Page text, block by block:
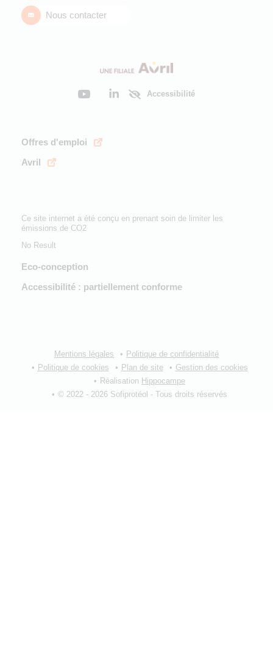
Nous contacter
Accessibilité
Offres d'emploi
Avril
Ce site internet a été conçu en prenant soin de limiter les
émissions de CO2
No Result
Eco-conception
Accessibilité : partiellement conforme
Mentions légales
Politique de confidentialité
Politique de cookies
Plan de site
Gestion des cookies
Réalisation Hippocampe
© 2022 - 2026 Sofiprotéol - Tous droits réservés